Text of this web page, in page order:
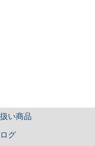
い商品
グ